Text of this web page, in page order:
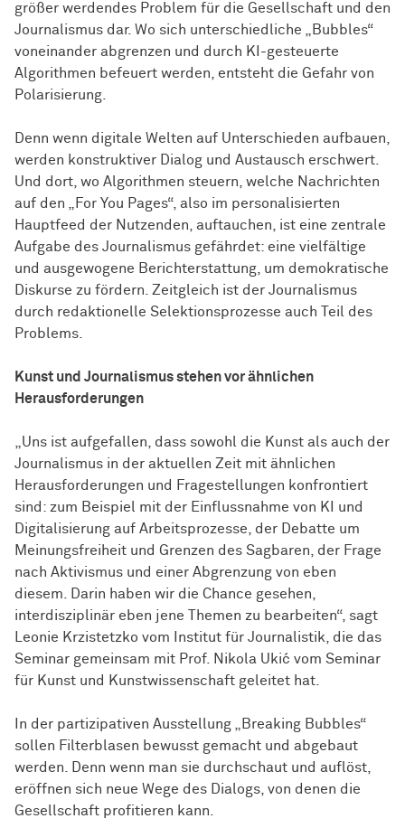
größer werdendes Problem für die Gesellschaft und den
Journalismus dar. Wo sich unterschiedliche „Bubbles“
voneinander abgrenzen und durch KI-gesteuerte
Algorithmen befeuert werden, entsteht die Gefahr von
Polarisierung.
Denn wenn digitale Welten auf Unterschieden aufbauen,
werden konstruktiver Dialog und Austausch erschwert.
Und dort, wo Algorithmen steuern, welche Nachrichten
auf den „For You Pages“, also im personalisierten
Hauptfeed der Nutzenden, auftauchen, ist eine zentrale
Aufgabe des Journalismus gefährdet: eine vielfältige
und ausgewogene Berichterstattung, um demokratische
Diskurse zu fördern. Zeitgleich ist der Journalismus
durch redaktionelle Selektionsprozesse auch Teil des
Problems.
Kunst und Journalismus stehen vor ähnlichen
Herausforderungen
„Uns ist aufgefallen, dass sowohl die Kunst als auch der
Journalismus in der aktuellen Zeit mit ähnlichen
Herausforderungen und Fragestellungen konfrontiert
sind: zum Beispiel mit der Einflussnahme von KI und
Digitalisierung auf Arbeitsprozesse, der Debatte um
Meinungsfreiheit und Grenzen des Sagbaren, der Frage
nach Aktivismus und einer Abgrenzung von eben
diesem. Darin haben wir die Chance gesehen,
interdisziplinär eben jene Themen zu bearbeiten“, sagt
Leonie Krzistetzko vom Institut für Journalistik, die das
Seminar gemeinsam mit Prof. Nikola Ukić vom Seminar
für Kunst und Kunstwissenschaft geleitet hat.
In der partizipativen Ausstellung „Breaking Bubbles“
sollen Filterblasen bewusst gemacht und abgebaut
werden. Denn wenn man sie durchschaut und auflöst,
eröffnen sich neue Wege des Dialogs, von denen die
Gesellschaft profitieren kann.